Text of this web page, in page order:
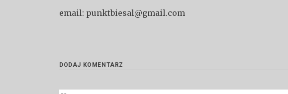
email: punktbiesal@gmail.com
DODAJ KOMENTARZ